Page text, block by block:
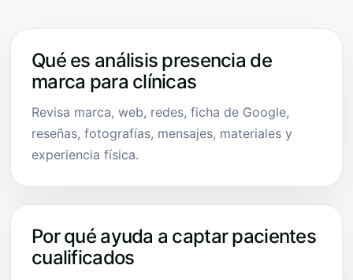
Qué es análisis presencia de
marca para clínicas
Revisa marca, web, redes, ficha de Google,
reseñas, fotografías, mensajes, materiales y
experiencia física.
Por qué ayuda a captar pacientes
cualificados